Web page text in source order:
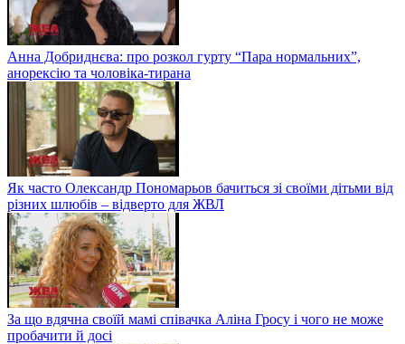
Анна Добриднєва: про розкол гурту “Пара нормальних”,
анорексію та чоловіка-тирана
Як часто Олександр Пономарьов бачиться зі своїми дітьми від
різних шлюбів – відверто для ЖВЛ
За що вдячна своїй мамі співачка Аліна Гросу і чого не може
пробачити й досі